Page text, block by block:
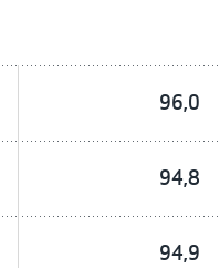
96,0
94,8
94,9